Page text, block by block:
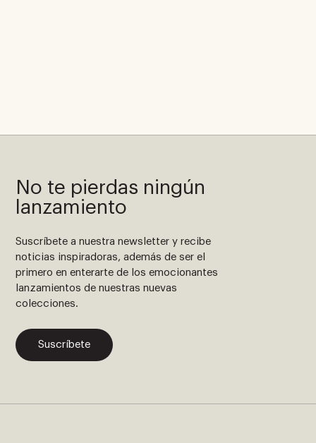
No te pierdas ningún
lanzamiento
Suscríbete a nuestra newsletter y recibe
noticias inspiradoras, además de ser el
primero en enterarte de los emocionantes
lanzamientos de nuestras nuevas
colecciones.
Suscríbete